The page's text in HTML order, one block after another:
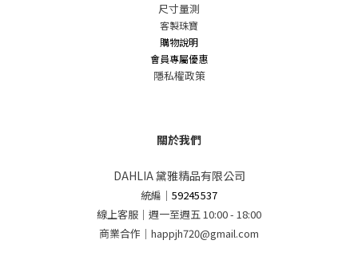
尺寸量測
客製珠寶
購物說明
會員專屬優惠
隱私權政策
關於我們
DAHLIA 黛雅精品有限公司
統編 ｜59245537
線上客服｜週一至週五 10:00 - 18:00
商業合作｜happjh720@gmail.com